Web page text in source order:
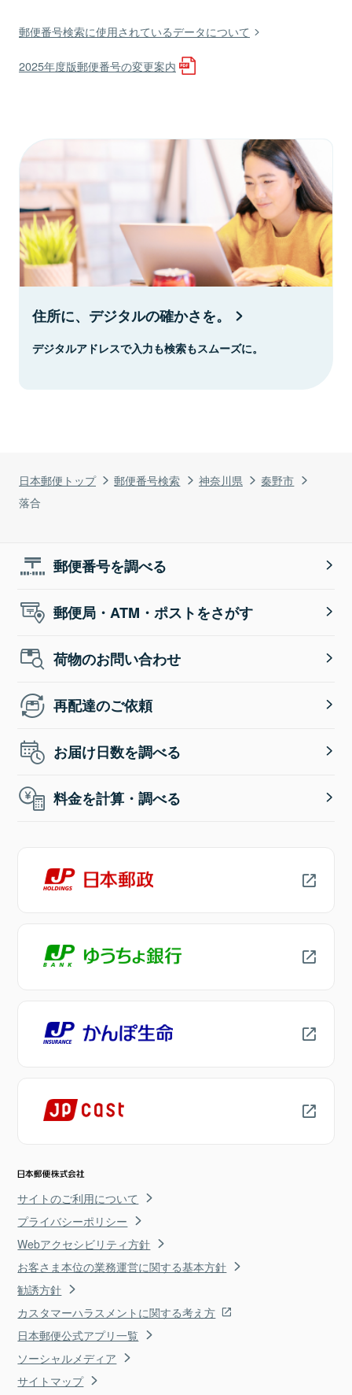
日本郵便トップ 郵便番号検索 神奈川県
秦野市
落合
郵便番号検索に使用されているデータについて
2025年度版郵便番号の変更案内
住所に、デジタルの確かさを。
デジタルアドレスで入力も検索もスムーズに。
郵便番号を調べる
郵便局・ATM・ポストをさがす
荷物のお問い合わせ
再配達のご依頼
お届け日数を調べる
料金を計算・調べる
サイトのご利用について
プライバシーポリシー
Webアクセシビリティ方針
お客さま本位の業務運営に関する基本方針
勧誘方針
カスタマーハラスメントに関する考え方
日本郵便公式アプリ一覧
ソーシャルメディア
サイトマップ